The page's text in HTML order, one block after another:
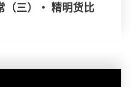
（三）・ 精明货比